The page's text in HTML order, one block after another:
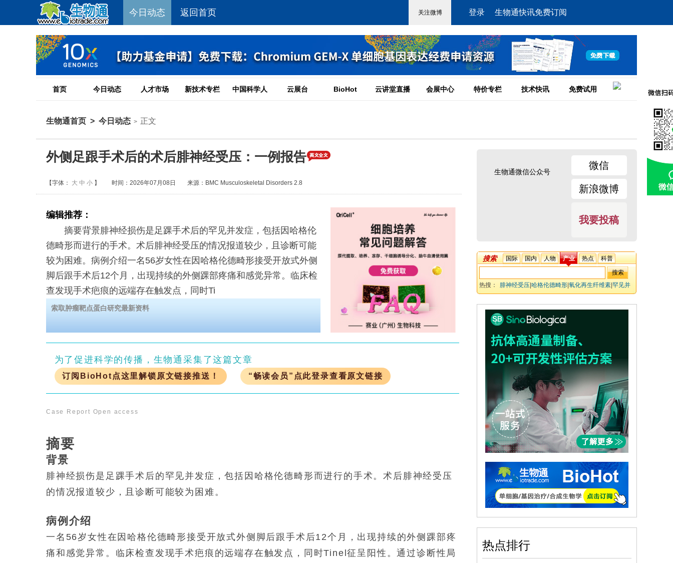
今日动态 返回首页 登录 生物通快讯免费订阅
首页 今日动态 人才市场 新技术专栏 中国科学人 云展台 BioHot 云讲堂直播 会展中心 特价专栏 技术快讯 免费试用
生物通首页 > 今日动态 > 正文
外侧足跟手术后的术后腓神经受压：一例报告
【字体： 大 中 小 】 时间：2026年07月08日 来源：BMC Musculoskeletal Disorders 2.8
编辑推荐：
摘要背景腓神经损伤是足踝手术后的罕见并发症，包括因哈格伦
德畸形而进行的手术。术后腓神经受压的情况报道较少，且诊断可能
较为困难。病例介绍一名56岁女性在因哈格伦德畸形接受开放式外侧
脚后跟手术后12个月，出现持续的外侧踝部疼痛和感觉异常。临床检
查发现手术疤痕的远端存在触发点，同时Ti
索取肿瘤靶点蛋白研究最新资料
为了促进科学的传播，生物通采集了这篇文章
订阅BioHot点这里解锁原文链接推送！ “畅读会员”点此登录查看原文链接
Case Report Open access
摘要
背景
腓神经损伤是足踝手术后的罕见并发症，包括因哈格伦德畸形而进行的手术。术后腓神经受压
的情况报道较少，且诊断可能较为困难。
病例介绍
一名56岁女性在因哈格伦德畸形接受开放式外侧脚后跟手术后12个月，出现持续的外侧踝部疼
痛和感觉异常。临床检查发现手术疤痕的远端存在触发点，同时Tinel征呈阳性。通过诊断性局
生物通微信公众号
微信
新浪微博
我要投稿
搜索 国际 国内 人物 产业 热点 科普
热搜： 腓神经受压 哈格伦德畸形 氧化再生纤维素 罕见并
热点排行